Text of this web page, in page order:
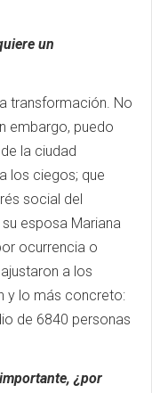
un
transformación. No
embargo, puedo
la ciudad
los ciegos; que
social del
esposa Mariana
ocurrencia o
a los
y lo más concreto:
de 6840 personas
¿por